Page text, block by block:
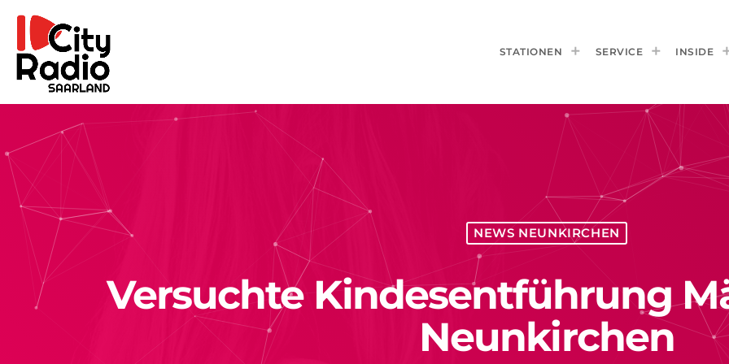
STATIONEN SERVICE INSIDE
NEWS NEUNKIRCHEN
Versuchte Kindesentführung
Neunkirchen